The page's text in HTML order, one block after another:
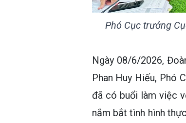
Phó Cục trưởng
Ngày 08/6/2026,
Phan Huy Hiếu, Phó
đã có buổi làm việc
nắm bắt tình hình